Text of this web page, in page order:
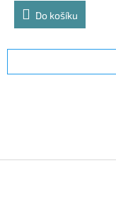
Do košíku